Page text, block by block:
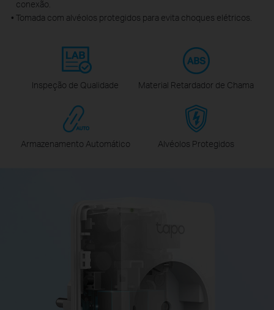
conexão.
Tomada com alvéolos protegidos para evita choques elétricos.
Inspeção de Qualidade Material Retardador de Chama
Armazenamento Automático Alvéolos Protegidos